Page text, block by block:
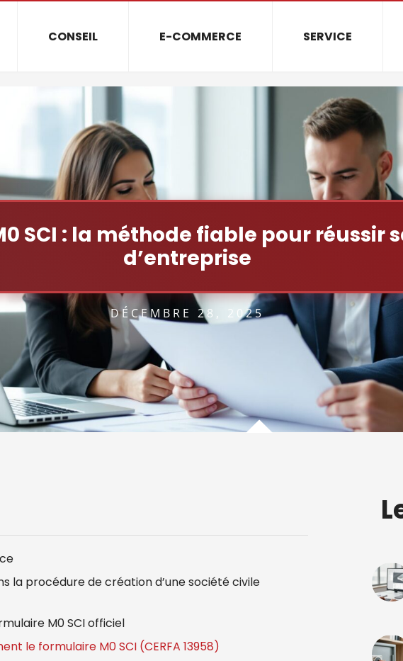
CONSEIL E-COMMERCE SERVICE
SCI : la méthode fiable pour réussir
d’entreprise
DÉCEMBRE 28, 2025
la procédure de création d’une société civile
M0 SCI officiel
le formulaire M0 SCI (CERFA 13958)